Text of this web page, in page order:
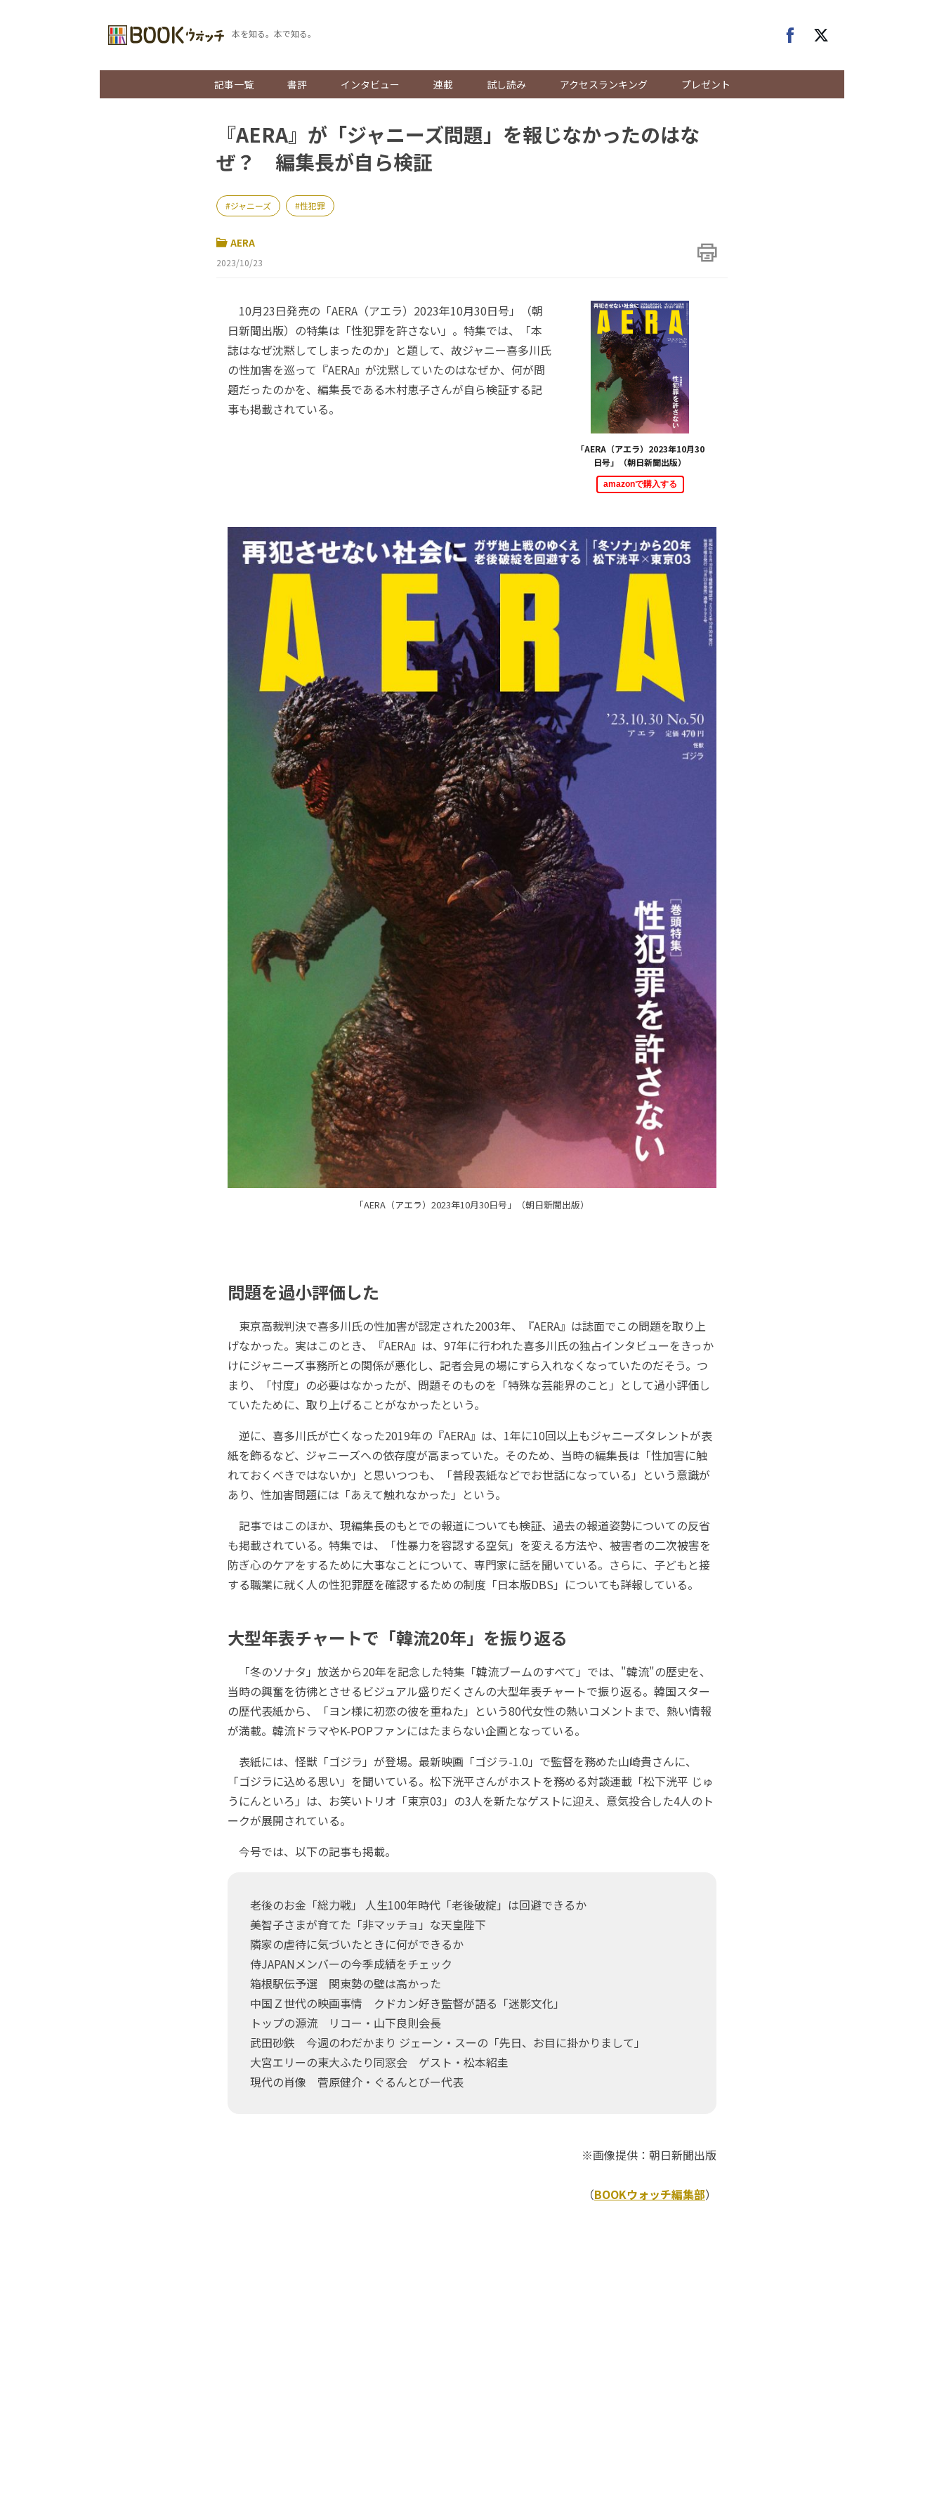
本を知る。本で知る。
記事一覧 書評 インタビュー 連載 試し読み アクセスランキング プレゼント
『AERA』が「ジャニーズ問題」を報じなかったのはな
ぜ？ 編集長が自ら検証
ジャニーズ 性犯罪
AERA
2023/10/23
「AERA（アエラ）2023年10月30
日号」（朝日新聞出版）
amazonで購入する
10月23日発売の「AERA（アエラ）2023年10月30日号」（朝
日新聞出版）の特集は「性犯罪を許さない」。特集では、「本
誌はなぜ沈黙してしまったのか」と題して、故ジャニー喜多川氏
の性加害を巡って『AERA』が沈黙していたのはなぜか、何が問
題だったのかを、編集長である木村恵子さんが自ら検証する記
事も掲載されている。
「AERA（アエラ）2023年10月30日号」（朝日新聞出版）
問題を過小評価した
東京高裁判決で喜多川氏の性加害が認定された2003年、『AERA』は誌面でこの問題を取り上
げなかった。実はこのとき、『AERA』は、97年に行われた喜多川氏の独占インタビューをきっか
けにジャニーズ事務所との関係が悪化し、記者会見の場にすら入れなくなっていたのだそう。つ
まり、「忖度」の必要はなかったが、問題そのものを「特殊な芸能界のこと」として過小評価し
ていたために、取り上げることがなかったという。
逆に、喜多川氏が亡くなった2019年の『AERA』は、1年に10回以上もジャニーズタレントが表
紙を飾るなど、ジャニーズへの依存度が高まっていた。そのため、当時の編集長は「性加害に触
れておくべきではないか」と思いつつも、「普段表紙などでお世話になっている」という意識が
あり、性加害問題には「あえて触れなかった」という。
記事ではこのほか、現編集長のもとでの報道についても検証、過去の報道姿勢についての反省
も掲載されている。特集では、「性暴力を容認する空気」を変える方法や、被害者の二次被害を
防ぎ心のケアをするために大事なことについて、専門家に話を聞いている。さらに、子どもと接
する職業に就く人の性犯罪歴を確認するための制度「日本版DBS」についても詳報している。
大型年表チャートで「韓流20年」を振り返る
「冬のソナタ」放送から20年を記念した特集「韓流ブームのすべて」では、"韓流"の歴史を、
当時の興奮を彷彿とさせるビジュアル盛りだくさんの大型年表チャートで振り返る。韓国スター
の歴代表紙から、「ヨン様に初恋の彼を重ねた」という80代女性の熱いコメントまで、熱い情報
が満載。韓流ドラマやK-POPファンにはたまらない企画となっている。
表紙には、怪獣「ゴジラ」が登場。最新映画「ゴジラ-1.0」で監督を務めた山崎貴さんに、
「ゴジラに込める思い」を聞いている。松下洸平さんがホストを務める対談連載「松下洸平 じゅ
うにんといろ」は、お笑いトリオ「東京03」の3人を新たなゲストに迎え、意気投合した4人のト
ークが展開されている。
今号では、以下の記事も掲載。
老後のお金「総力戦」 人生100年時代「老後破綻」は回避できるか
美智子さまが育てた「非マッチョ」な天皇陛下
隣家の虐待に気づいたときに何ができるか
侍JAPANメンバーの今季成績をチェック
箱根駅伝予選 関東勢の壁は高かった
中国Ｚ世代の映画事情 クドカン好き監督が語る「迷影文化」
トップの源流 リコー・山下良則会長
武田砂鉄 今週のわだかまり ジェーン・スーの「先日、お目に掛かりまして」
大宮エリーの東大ふたり同窓会 ゲスト・松本紹圭
現代の肖像 菅原健介・ぐるんとびー代表
※画像提供：朝日新聞出版
（BOOKウォッチ編集部）